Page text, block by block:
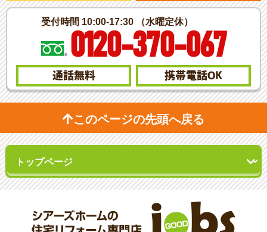
受付時間 10:00-17:30 （水曜定休）
0120-370-067
通話無料 携帯電話OK
このページの先頭へ戻る